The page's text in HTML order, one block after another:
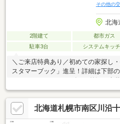
その他の
北海
2階建て 都市ガス
駐車3台
システムキッ
＼ご来店特典あり／初めての家探し
スタマーブック」進呈！詳細は下部
演出しています。 屋根部分には太
の節約にもつなげられます。○耐震
ットMIRAIEが設置され、地震への対
スペース2～3台分有！（車種による）
北海道札幌市南区川沿